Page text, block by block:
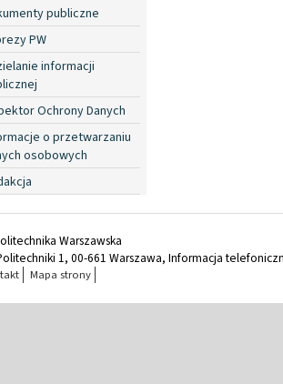
publiczne
PW
informacji
Ochrony Danych
o przetwarzaniu
osobowych
Warszawska
1, 00-661 Warszawa, Informacja
Mapa strony